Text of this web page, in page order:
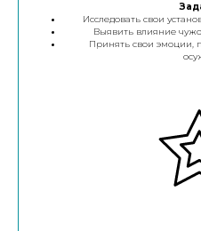
Исследовать свои
Выявить влияние
Принять свои эмоции,